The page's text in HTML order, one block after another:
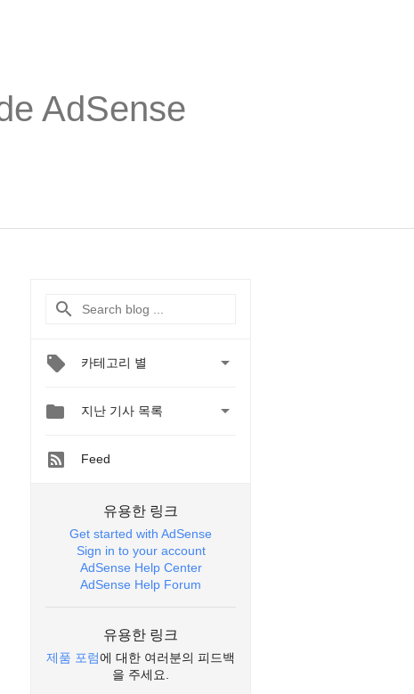
AdSense
카테고리 별 
 지난 기사 목록 
Feed
유용한 링크
Get started with AdSense
Sign in to your account
AdSense Help Center
AdSense Help Forum
유용한 링크
제품 포럼에 대한 여러분의 피드백
을 주세요.